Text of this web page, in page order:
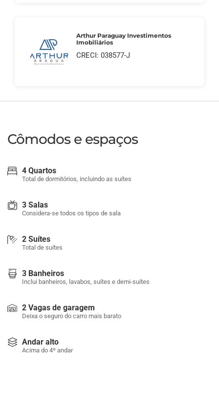
Arthur Paraguay Investimentos
Imobiliários
CRECI: 038577-J
Cômodos e espaços
4 Quartos
Total de dormitórios, incluindo as suítes
3 Salas
Considera-se todos os tipos de sala
2 Suítes
Total de suítes
3 Banheiros
Inclui banheiros, lavabos, suítes e demi-suítes
2 Vagas de garagem
Deixa o seguro do carro mais barato
Andar alto
Acima do 4º andar